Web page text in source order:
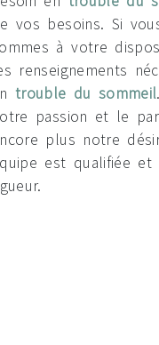
vos besoins. Si
à votre
renseignements
trouble du sommeil
passion et le
plus notre
est qualifiée